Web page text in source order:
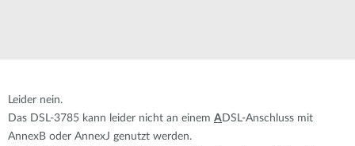
Leider nein.
Das DSL-3785 kann leider nicht an einem ADSL-Anschluss mit
AnnexB oder AnnexJ genutzt werden.